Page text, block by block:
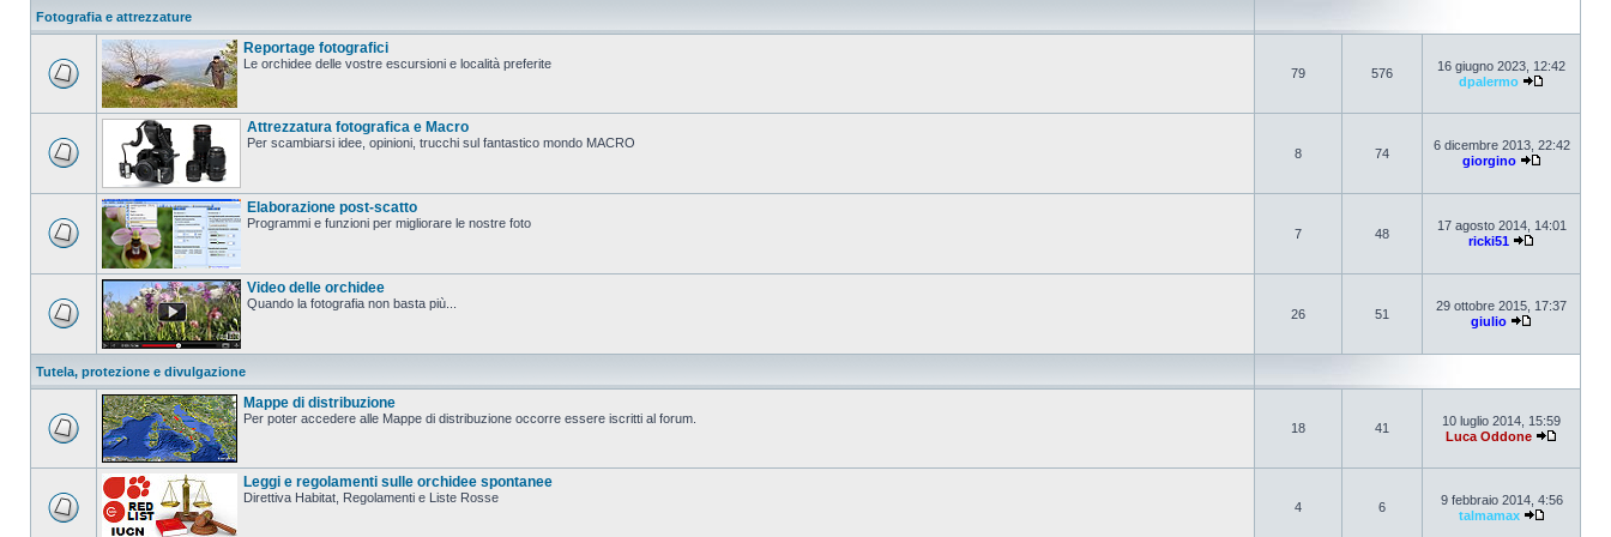
Fotografia e attrezzature
Reportage fotografici
Le orchidee delle vostre escursioni e località preferite
79 576
16 giugno 2023, 12:42
dpalermo
Attrezzatura fotografica e Macro
Per scambiarsi idee, opinioni, trucchi sul fantastico mondo MACRO
8 74
6 dicembre 2013, 22:42
giorgino
Elaborazione post-scatto
Programmi e funzioni per migliorare le nostre foto
7 48
17 agosto 2014, 14:01
ricki51
Video delle orchidee
Quando la fotografia non basta più...
26 51
29 ottobre 2015, 17:37
giulio
Tutela, protezione e divulgazione
Mappe di distribuzione
Per poter accedere alle Mappe di distribuzione occorre essere iscritti al forum.
18 41
10 luglio 2014, 15:59
Luca Oddone
Leggi e regolamenti sulle orchidee spontanee
Direttiva Habitat, Regolamenti e Liste Rosse
4 6
9 febbraio 2014, 4:56
talmamax